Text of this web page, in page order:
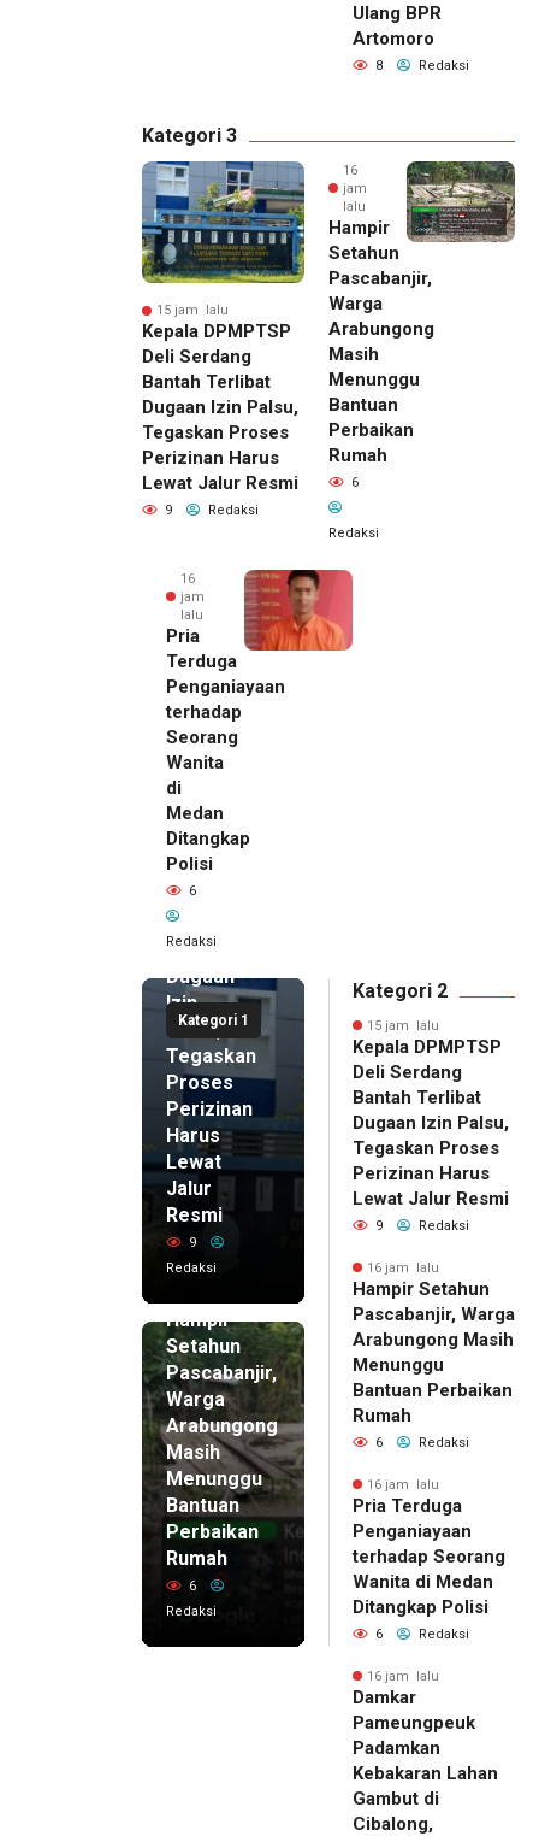
Ulang BPR
Artomoro
8 Redaksi
Kategori 3
15 jam lalu
Kepala DPMPTSP
Deli Serdang
Bantah Terlibat
Dugaan Izin Palsu,
Tegaskan Proses
Perizinan Harus
Lewat Jalur Resmi
9 Redaksi
16
jam
lalu
Hampir
Setahun
Pascabanjir,
Warga
Arabungong
Masih
Menunggu
Bantuan
Perbaikan
Rumah
6
Redaksi
16
jam
lalu
Pria
Terduga
Penganiayaan
terhadap
Seorang
Wanita
di
Medan
Ditangkap
Polisi
6
Redaksi
Kategori 1
15 jam lalu
Kepala
DPMPTSP
Deli
Serdang
Bantah
Terlibat
Dugaan
Izin
Palsu,
Tegaskan
Proses
Perizinan
Harus
Lewat
Jalur
Resmi
9
Redaksi
Hampir
Setahun
Pascabanjir,
Warga
Arabungong
Masih
Menunggu
Bantuan
Perbaikan
Rumah
6
Redaksi
Kategori 2
15 jam lalu
Kepala DPMPTSP
Deli Serdang
Bantah Terlibat
Dugaan Izin Palsu,
Tegaskan Proses
Perizinan Harus
Lewat Jalur Resmi
9 Redaksi
16 jam lalu
Hampir Setahun
Pascabanjir, Warga
Arabungong Masih
Menunggu
Bantuan Perbaikan
Rumah
6 Redaksi
16 jam lalu
Pria Terduga
Penganiayaan
terhadap Seorang
Wanita di Medan
Ditangkap Polisi
6 Redaksi
16 jam lalu
Damkar
Pameungpeuk
Padamkan
Kebakaran Lahan
Gambut di
Cibalong,